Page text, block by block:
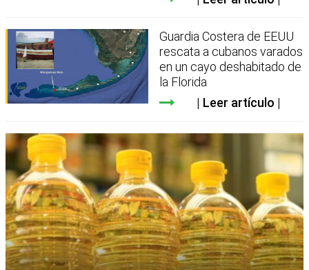
Guardia Costera de EEUU
rescata a cubanos varados
en un cayo deshabitado de
la Florida
Leer artículo